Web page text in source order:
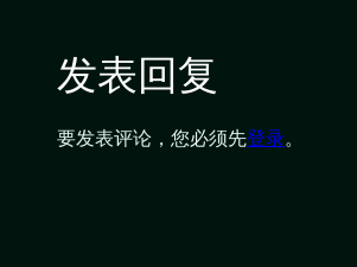
发表回复
要发表评论，您必须先登录。